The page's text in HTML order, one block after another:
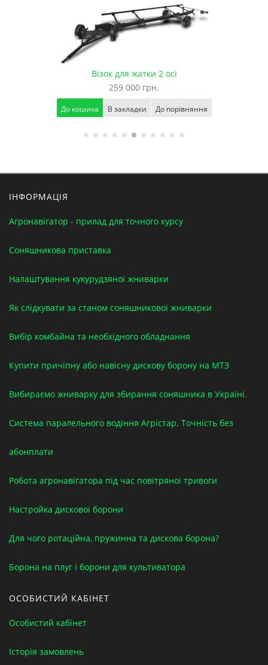
Візок для жатки 2 осі
259 000 грн.
До кошика В закладки До порівняння
ІНФОРМАЦІЯ
Агронавігатор - прилад для точного курсу
Соняшникова приставка
Налаштування кукурудзяної жниварки
Як слідкувати за станом соняшникової жниварки
Вибір комбайна та необхідного обладнання
Купити причіпну або навісну дискову борону на МТЗ
Вибираємо жниварку для збирання соняшника в Україні.
Система паралельного водіння Агрістар. Точність без
абонплати
Робота агронавігатора під час повітряної тривоги
Настройка дискової борони
Для чого ротаційна, пружинна та дискова борона?
Борона на плуг і борони для культиватора
ОСОБИСТИЙ КАБІНЕТ
Особистий кабінет
Історія замовлень